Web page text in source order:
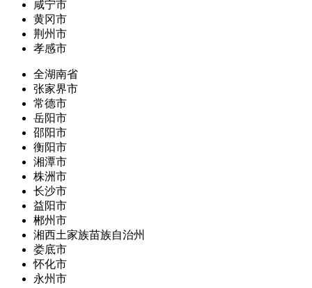
咸宁市
黄冈市
荆州市
孝感市
全湖南省
张家界市
常德市
岳阳市
邵阳市
衡阳市
湘潭市
株洲市
长沙市
益阳市
郴州市
湘西土家族苗族自治州
娄底市
怀化市
永州市